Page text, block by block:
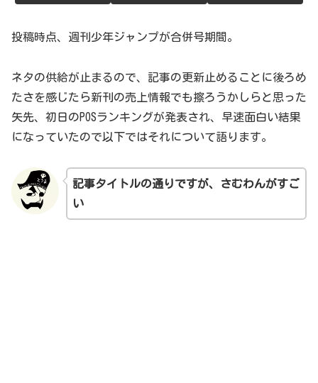
投稿時点、週刊少年ジャンプが合併号期間。
ネタの供給が止まるので、記事の更新止めることに後ろめ
たさを感じたら新刊の売上情報でも擦ろうかしらと思った
矢先、初日のPOSランキングが発表され、早速面白い結果
になっていたので以下ではそれについて語ります。
記事タイトルの通りですが、さむわんがすご
い